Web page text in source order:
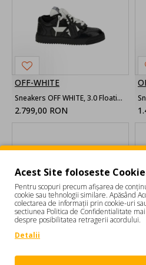
OFF-WHITE
Sneakers OFF WHITE, 3.0 Floating Arrow lace-up leather sneakers
2.799,00 RON
Acest Site foloseste
Pentru scopuri precum afișarea de
cookie sau tehnologii similare. Apăsând
colectarea de informații prin cookie-uri
sectiunea Politica de Confidentialitate
despre posibilitatea retragerii acordului.
Detalii